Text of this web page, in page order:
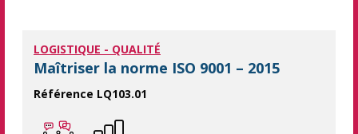
LOGISTIQUE - QUALITÉ
Maîtriser la norme ISO 9001 – 2015
Référence LQ103.01
Comprendre et mettre en place la certification ISO 9001 La